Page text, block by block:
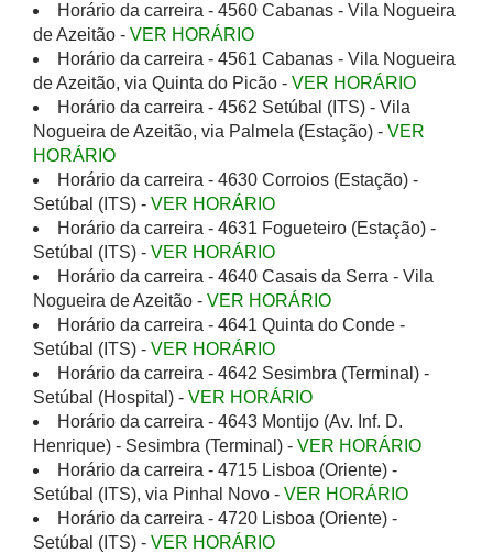
Horário da carreira - 4560 Cabanas - Vila Nogueira
de Azeitão - VER HORÁRIO
Horário da carreira - 4561 Cabanas - Vila Nogueira
de Azeitão, via Quinta do Picão - VER HORÁRIO
Horário da carreira - 4562 Setúbal (ITS) - Vila
Nogueira de Azeitão, via Palmela (Estação) - VER
HORÁRIO
Horário da carreira - 4630 Corroios (Estação) -
Setúbal (ITS) - VER HORÁRIO
Horário da carreira - 4631 Fogueteiro (Estação) -
Setúbal (ITS) - VER HORÁRIO
Horário da carreira - 4640 Casais da Serra - Vila
Nogueira de Azeitão - VER HORÁRIO
Horário da carreira - 4641 Quinta do Conde -
Setúbal (ITS) - VER HORÁRIO
Horário da carreira - 4642 Sesimbra (Terminal) -
Setúbal (Hospital) - VER HORÁRIO
Horário da carreira - 4643 Montijo (Av. Inf. D.
Henrique) - Sesimbra (Terminal) - VER HORÁRIO
Horário da carreira - 4715 Lisboa (Oriente) -
Setúbal (ITS), via Pinhal Novo - VER HORÁRIO
Horário da carreira - 4720 Lisboa (Oriente) -
Setúbal (ITS) - VER HORÁRIO